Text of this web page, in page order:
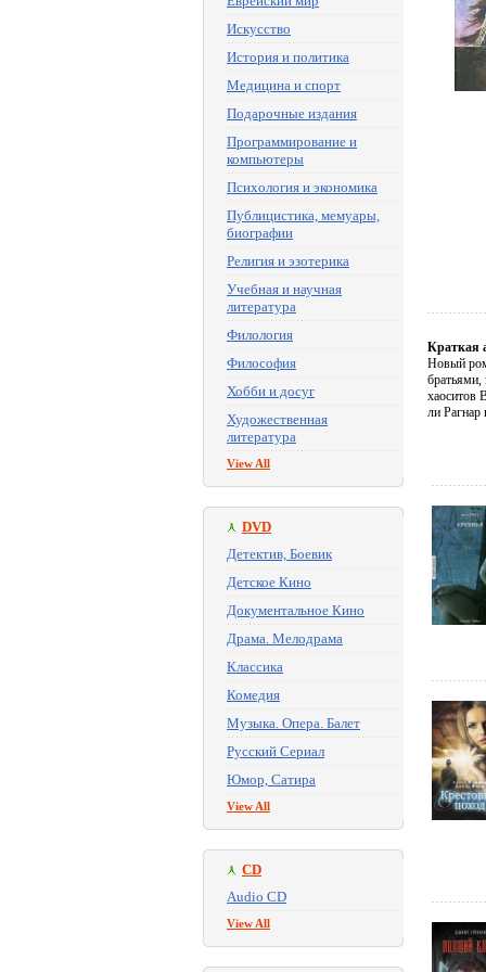
Искусство
История и политика
Медицина и спорт
Подарочные издания
Программирование и
компьютеры
Психология и экономика
Публицистика, мемуары,
биографии
Религия и эзотерика
Учебная и научная
литература
Филология
Философия
Хобби и досуг
Художественная
литература
View All
DVD
Детектив, Боевик
Детское Кино
Документальное Кино
Драма. Мелодрама
Классика
Комедия
Музыка. Опера. Балет
Русский Сериал
Юмор, Сатира
View All
CD
Audio CD
View All
Краткая
Новый
братьями,
хаоситов
ли Рагнар